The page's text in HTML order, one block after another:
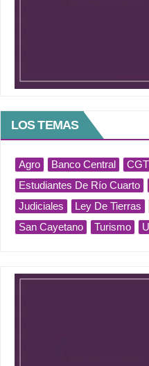
LOS TEMAS
Agro Banco Central CGT
Estudiantes De Río Cuarto
Judiciales
Ley De Tierras
San Cayetano
Turismo